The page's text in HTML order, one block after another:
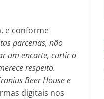
e conforme
parcerias, não
um encarte, curtir o
respeito.
Beer House e
digitais nos